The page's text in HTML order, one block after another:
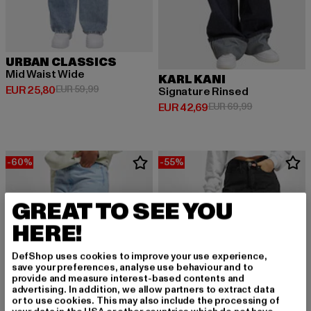
URBAN CLASSICS
Mid Waist Wide
EUR 25,80
Derzeitiger Preis: EUR 25,80
EUR 59,99Aktionspreis: EUR 59,99
KARL KANI
Signature Rinsed
EUR 42,69
Derzeitiger Preis: EUR 42,69
EUR 69,99Aktionspreis:
-60% -55%
GREAT TO SEE YOU
HERE!
DefShop uses cookies to improve your use experience,
save your preferences, analyse use behaviour and to
provide and measure interest-based contents and
advertising. In addition, we allow partners to extract data
or to use cookies. This may also include the processing of